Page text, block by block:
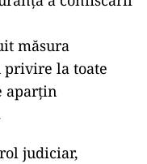
măsura
privire la toate
aparțin
judiciar,